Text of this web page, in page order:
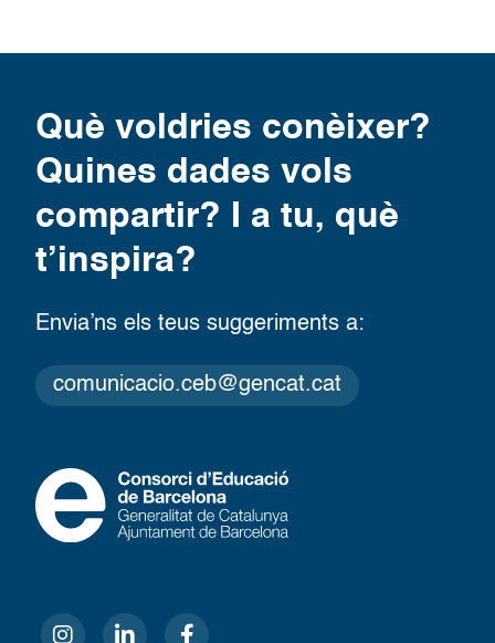
Què voldries conèixer?
Quines dades vols
compartir? I a tu, què
t’inspira?
Envia’ns els teus suggeriments a:
comunicacio.ceb@gencat.cat